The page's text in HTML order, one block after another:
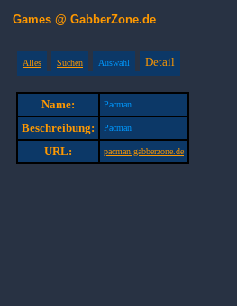
Games @ GabberZone.de
Alles Suchen Auswahl Detail
Name: Pacman
Beschreibung: Pacman
URL: pacman.gabberzone.de